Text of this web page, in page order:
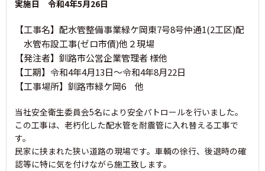
実施日 令和4年5月26日
【工事名】配水管整備事業緑ケ岡東7号8号仲通1(2工区)配
水管布設工事(ゼロ市債)他２現場
【発注者】釧路市公営企業管理者 様他
【工期】令和4年4月13日～令和4年8月22日
【工事場所】釧路市緑ケ岡6 他
当社安全衛生委員会5名により安全パトロールを行いました。
この工事は、老朽化した配水管を耐震管に入れ替える工事で
す。
民家に挟まれた狭い道路の現場です。車輌の徐行、後退時の確
認等に特に気を付けながら施工致します。